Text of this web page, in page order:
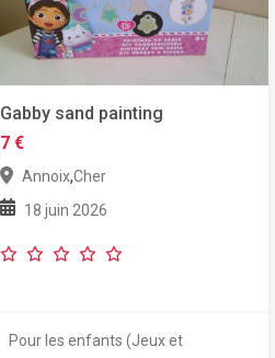
Gabby sand painting
7 €
Annoix,Cher
18 juin 2026
Pour les enfants (Jeux et